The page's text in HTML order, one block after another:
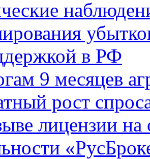
в РФ
9 месяцев
рост
лицензии на